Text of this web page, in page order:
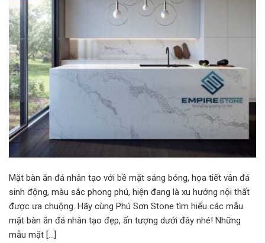
Mặt bàn ăn đá nhân tạo với bề mặt sáng bóng, họa tiết vân đá
sinh động, màu sắc phong phú, hiện đang là xu hướng nội thất
được ưa chuộng. Hãy cùng Phú Sơn Stone tìm hiểu các mẫu
mặt bàn ăn đá nhân tạo đẹp, ấn tượng dưới đây nhé! Những
mẫu mặt […]